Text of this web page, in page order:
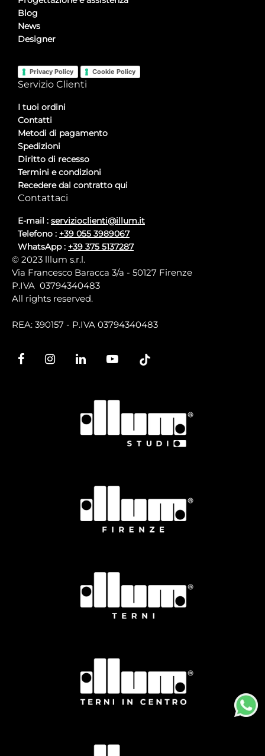
Blog
News
Designer
Privacy Policy Cookie Policy
Servizio Clienti
I tuoi ordini
Contatti
Metodi di pagamento
Spedizioni
Diritto di recesso
Termini e condizioni
Recedere dal contratto qui
Contattaci
E-mail : servizioclienti@illum.it
Telefono : +39 055 3989067
WhatsApp : +39 375 5137287
© 2023 lllum s.r.l.
Via Francesco Baracca 3/a - 50127 Firenze
P.IVA 03794340483
All rights reserved.
REA: 390157 - P.IVA 03794340483